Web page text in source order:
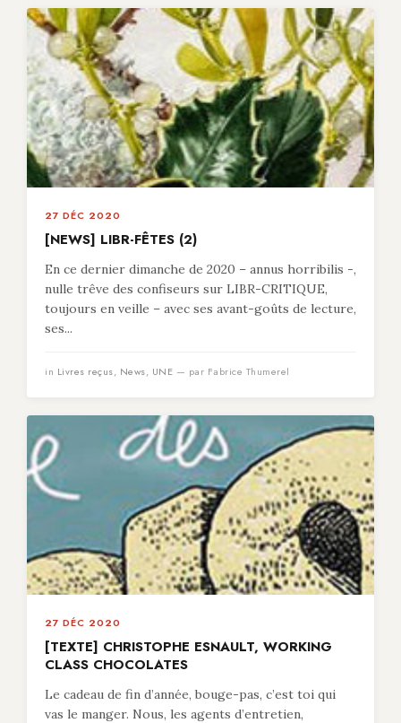
27 DÉC 2020
[NEWS] LIBR-FÊTES (2)
En ce dernier dimanche de 2020 – annus horribilis -,
nulle trêve des confiseurs sur LIBR-CRITIQUE,
toujours en veille – avec ses avant-goûts de lecture,
ses...
in Livres reçus, News, UNE — par Fabrice Thumerel
27 DÉC 2020
[TEXTE] CHRISTOPHE ESNAULT, WORKING
CLASS CHOCOLATES
Le cadeau de fin d’année, bouge-pas, c’est toi qui
vas le manger. Nous, les agents d’entretien,